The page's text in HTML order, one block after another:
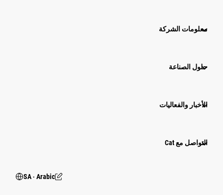
معلومات الشركة
حلول الصناعة
الأخبار والفعاليات
التواصل مع Cat
SA ‧ Arabic